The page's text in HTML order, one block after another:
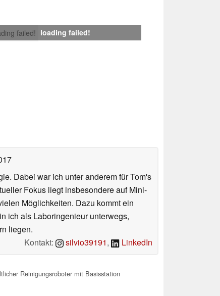
failed! loading failed!
Dabei war ich unter anderem für Tom's
Fokus liegt insbesondere auf Mini-
Möglichkeiten. Dazu kommt ein
ich als Laboringenieur unterwegs,
liegen.
Kontakt:
silvio39191, LinkedIn
Reinigungsroboter mit Basisstation